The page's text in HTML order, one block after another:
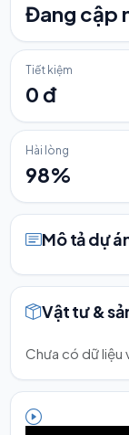
Đang cập
Tiết kiệm
0 đ
Hài lòng
98%
Mô tả dự
Vật tư &
Chưa có dữ liệu